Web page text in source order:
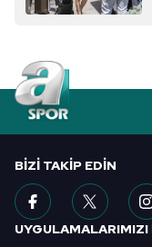
BIZI TAKIP EDIN
UYGULAMALARIMIZI